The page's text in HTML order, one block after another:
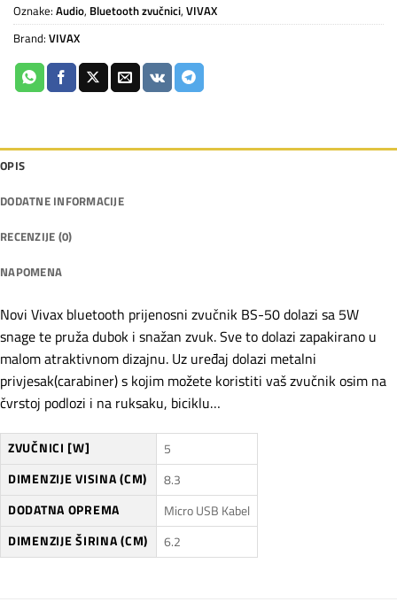
Oznake: Audio, Bluetooth zvučnici, VIVAX
Brand: VIVAX
OPIS
DODATNE INFORMACIJE
RECENZIJE (0)
NAPOMENA
Novi Vivax bluetooth prijenosni zvučnik BS-50 dolazi sa 5W
snage te pruža dubok i snažan zvuk. Sve to dolazi zapakirano u
malom atraktivnom dizajnu. Uz uređaj dolazi metalni
privjesak(carabiner) s kojim možete koristiti vaš zvučnik osim na
čvrstoj podlozi i na ruksaku, biciklu…
ZVUČNICI [W]
5
DIMENZIJE VISINA (CM)
8.3
DODATNA OPREMA
Micro USB Kabel
DIMENZIJE ŠIRINA (CM)
6.2